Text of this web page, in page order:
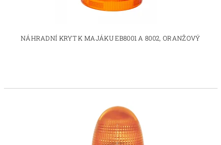
NÁHRADNÍ KRYT K MAJÁKU EB8001 A 8002, ORANŽOVÝ